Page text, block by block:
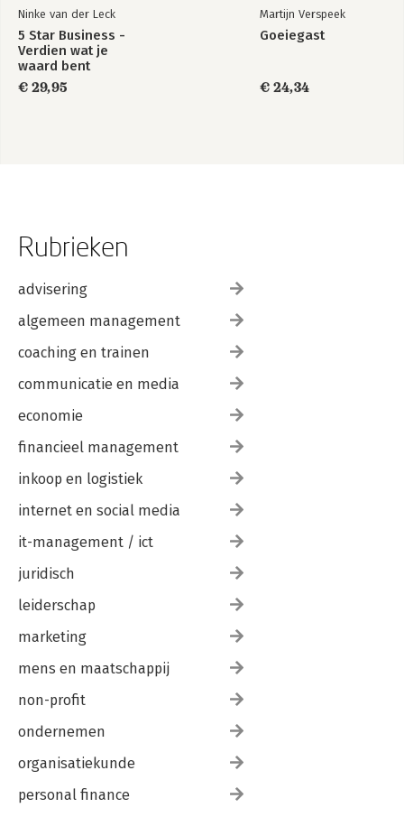
Ninke van der Leck
5 Star Business -
Verdien wat je
waard bent
€ 29,95
Martijn Verspeek
Goeiegast
€ 24,34
Rubrieken
advisering
algemeen management
coaching en trainen
communicatie en media
economie
financieel management
inkoop en logistiek
internet en social media
it-management / ict
juridisch
leiderschap
marketing
mens en maatschappij
non-profit
ondernemen
organisatiekunde
personal finance